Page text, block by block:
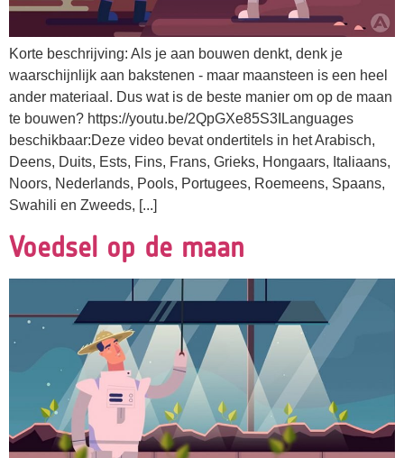
Korte beschrijving: Als je aan bouwen denkt, denk je
waarschijnlijk aan bakstenen - maar maansteen is een heel
ander materiaal. Dus wat is de beste manier om op de maan
te bouwen? https://youtu.be/2QpGXe85S3ILanguages
beschikbaar:Deze video bevat ondertitels in het Arabisch,
Deens, Duits, Ests, Fins, Frans, Grieks, Hongaars, Italiaans,
Noors, Nederlands, Pools, Portugees, Roemeens, Spaans,
Swahili en Zweeds, [...]
Voedsel op de maan